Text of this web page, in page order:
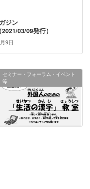
ジン
03/09発行）
9日
セミナー・フォーラム・イベント
等